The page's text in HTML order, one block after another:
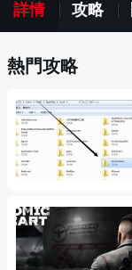
詳情 攻略
熱門攻略